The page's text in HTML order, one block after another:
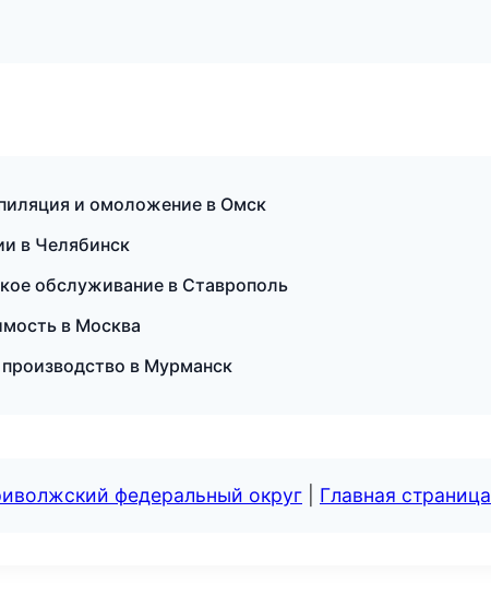
и омоложение в Омск
в Челябинск
обслуживание в Ставрополь
в Москва
в Мурманск
федеральный округ Главная страница